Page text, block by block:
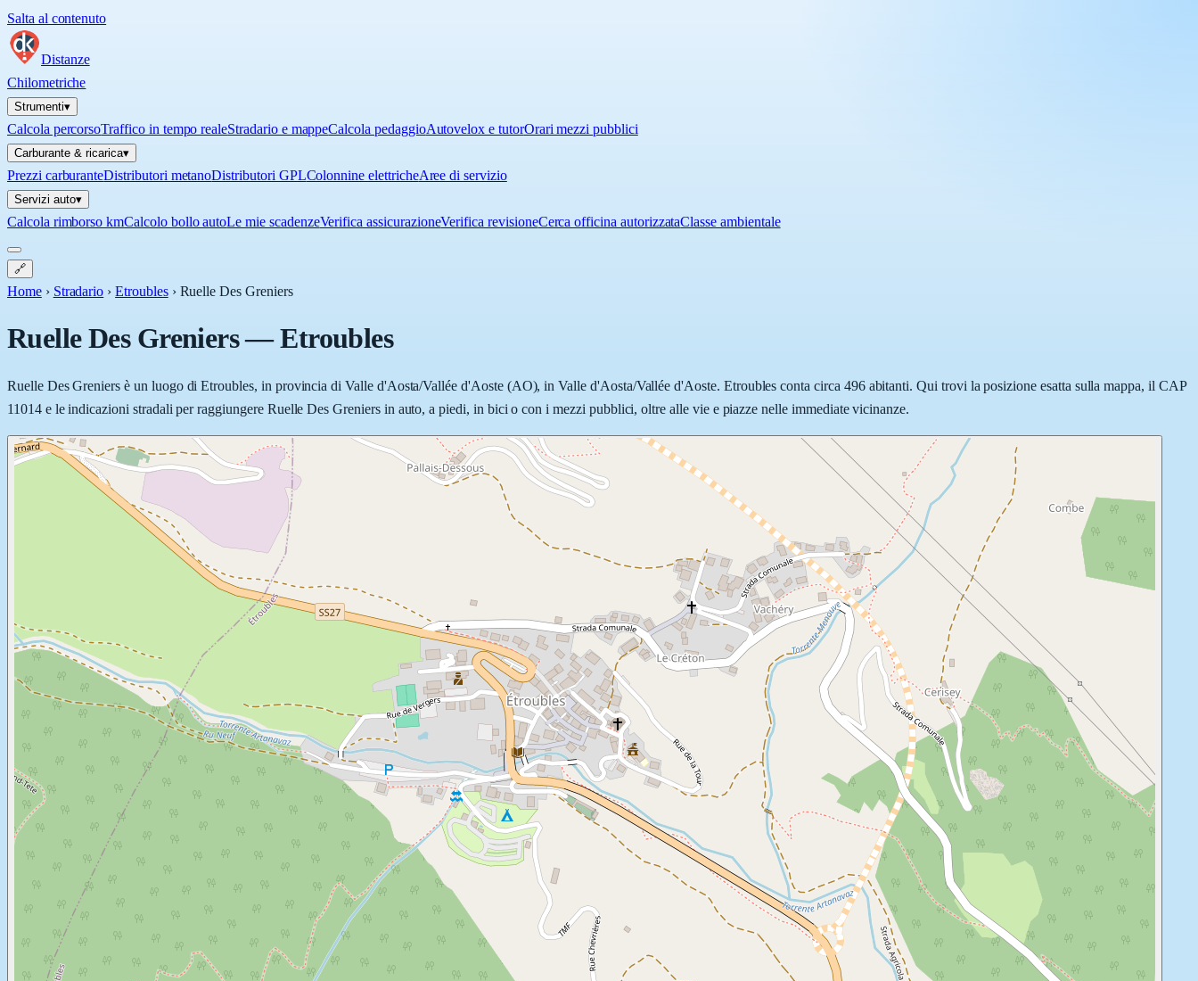
Salta al contenuto
Distanze
Chilometriche
Strumenti▾
Calcola percorsoTraffico in tempo realeStradario e mappeCalcola pedaggioAutovelox e tutorOrari mezzi pubblici
Carburante & ricarica▾
Prezzi carburanteDistributori metanoDistributori GPLColonnine elettricheAree di servizio
Servizi auto▾
Calcola rimborso kmCalcolo bollo autoLe mie scadenzeVerifica assicurazioneVerifica revisioneCerca officina autorizzataClasse ambientale
🔗
Home › Stradario › Etroubles › Ruelle Des Greniers
Ruelle Des Greniers—Etroubles
Ruelle Des Greniers è un luogo di Etroubles, in provincia di Valle d'Aosta/Vallée d'Aoste (AO), in Valle d'Aosta/Vallée d'Aoste. Etroubles conta circa 496 abitanti. Qui trovi la posizione esatta sulla mappa, il CAP
11014 e le indicazioni stradali per raggiungere Ruelle Des Greniers in auto, a piedi, in bici o con i mezzi pubblici, oltre alle vie e piazze nelle immediate vicinanze.